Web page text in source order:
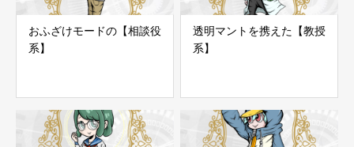
おふざけモードの【相談役
系】
透明マントを携えた【教授
系】